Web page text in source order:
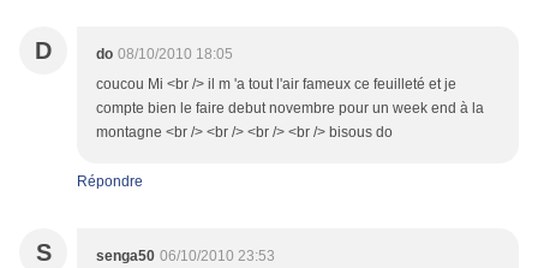
D do 08/10/2010 18:05
coucou Mi <br /> il m 'a tout l'air fameux ce feuilleté et je
compte bien le faire debut novembre pour un week end à la
montagne <br /> <br /> <br /> <br /> bisous do
Répondre
S senga50 06/10/2010 23:53